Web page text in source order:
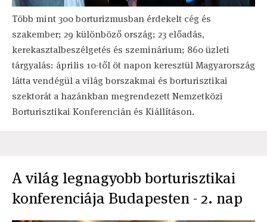
Több mint 300 borturizmusban érdekelt cég és
szakember; 29 különböző ország; 23 előadás,
kerekasztalbeszélgetés és szeminárium; 860 üzleti
tárgyalás: április 10-től öt napon keresztül Magyarország
látta vendégül a világ borszakmai és borturisztikai
szektorát a hazánkban megrendezett Nemzetközi
Borturisztikai Konferencián és Kiállításon.
A világ legnagyobb borturisztikai
konferenciája Budapesten - 2. nap